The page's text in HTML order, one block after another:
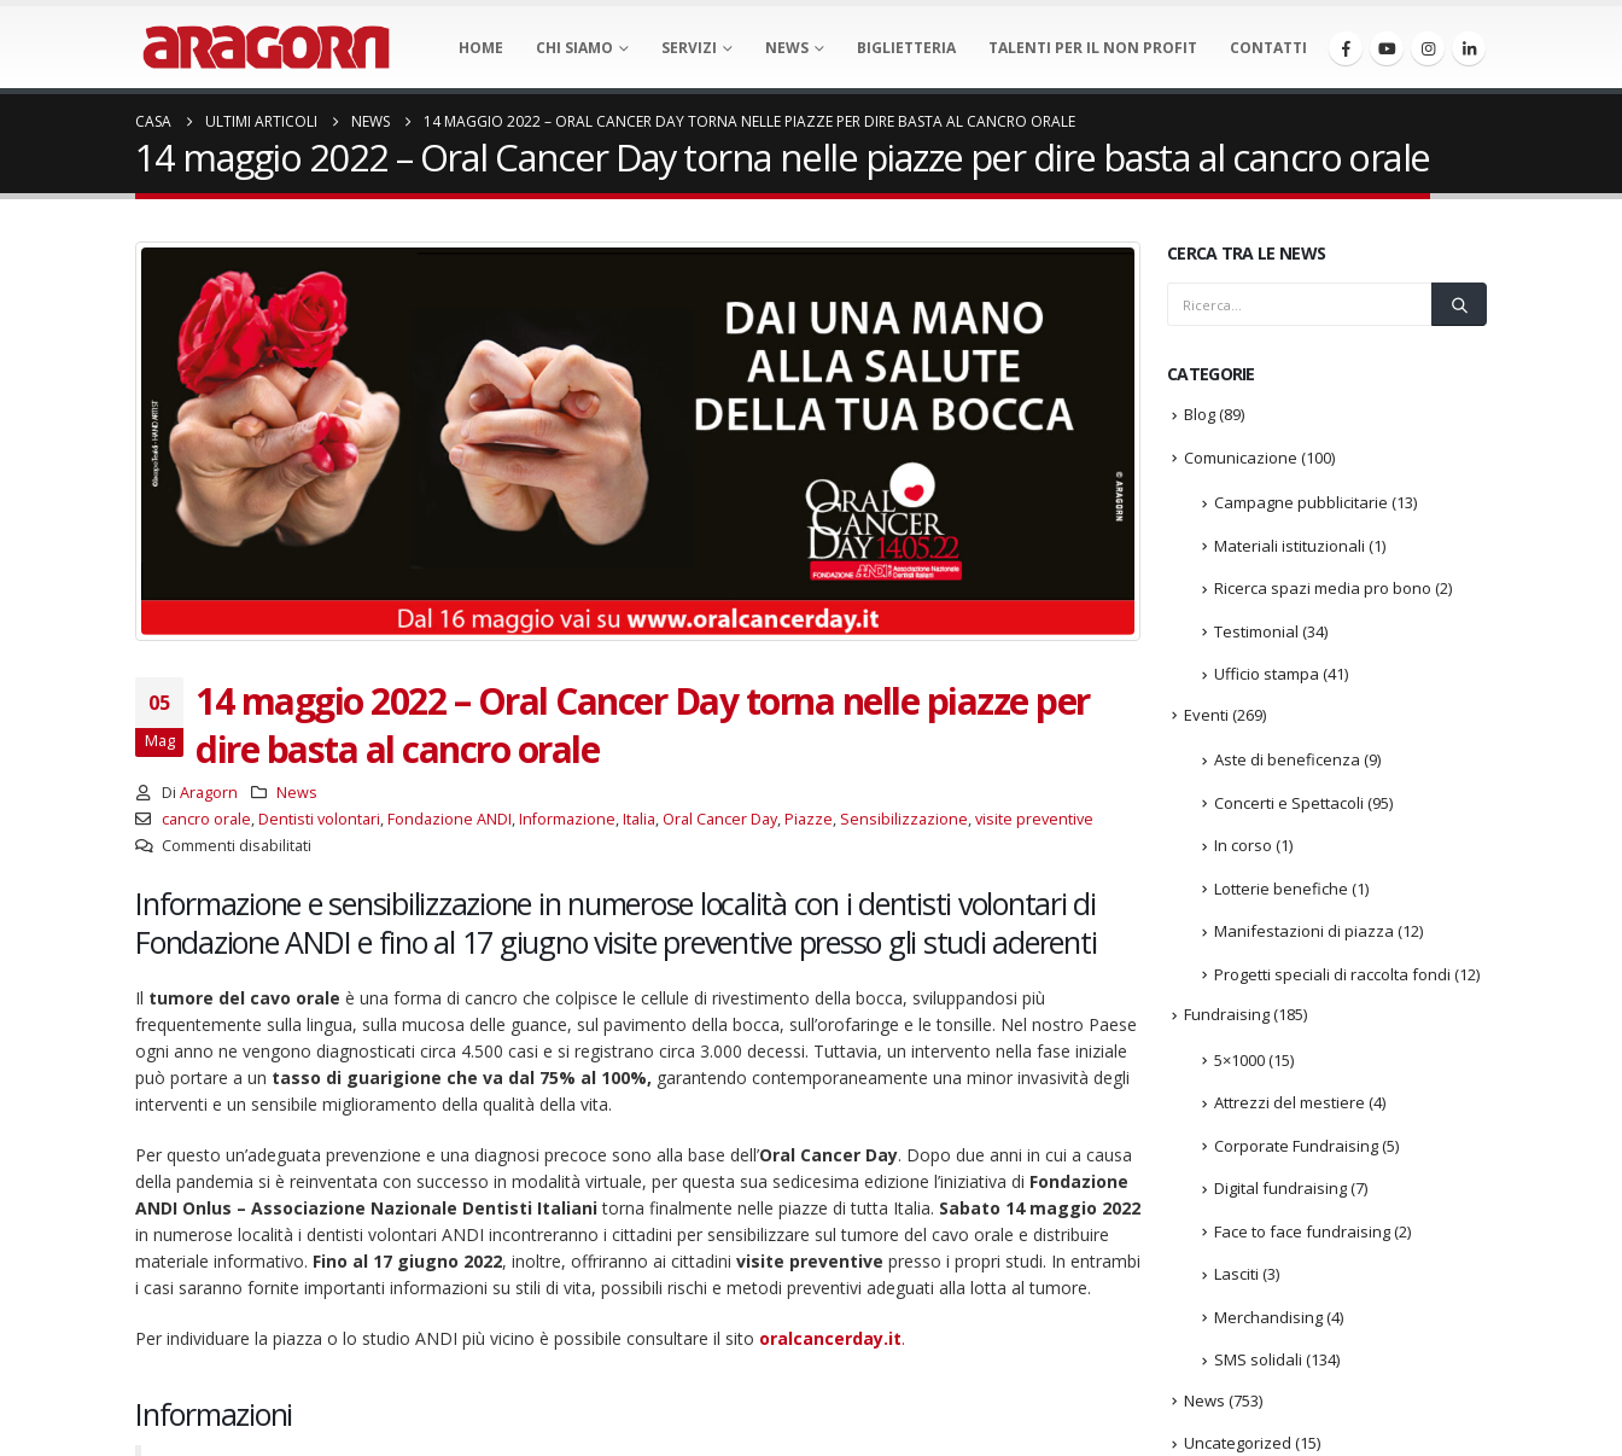
HOME CHI SIAMO SERVIZI NEWS BIGLIETTERIA TALENTI PER IL NON PROFIT CONTATTI
CASA ULTIMI ARTICOLI NEWS 14 MAGGIO 2022 – ORAL CANCER DAY TORNA NELLE PIAZZE PER DIRE BASTA AL CANCRO ORALE
14 maggio 2022 – Oral Cancer Day torna nelle piazze per dire basta al cancro orale
05
Mag
14 maggio 2022 – Oral Cancer Day torna nelle piazze per
dire basta al cancro orale
Di Aragorn
News
cancro orale,Dentisti volontari,Fondazione ANDI,Informazione,Italia,Oral Cancer Day,Piazze, Sensibilizzazione,visite preventive
Commenti disabilitatisu
maggio
–
Cancer
Day
torna
nelle
piazze
dire
basta
al
cancro
orale
Informazione e sensibilizzazione in numerose località con i dentisti volontari di
Fondazione ANDI e fino al 17 giugno visite preventive presso gli studi aderenti
Il tumore del cavo orale è una forma di cancro che colpisce le cellule di rivestimento della bocca, sviluppandosi più
frequentemente sulla lingua, sulla mucosa delle guance, sul pavimento della bocca, sull’orofaringe e le tonsille. Nel nostro Paese
ogni anno ne vengono diagnosticati circa 4.500 casi e si registrano circa 3.000 decessi. Tuttavia, un intervento nella fase iniziale
può portare a un tasso di guarigione che va dal 75% al 100%, garantendo contemporaneamente una minor invasività degli
interventi e un sensibile miglioramento della qualità della vita.
Per questo un’adeguata prevenzione e una diagnosi precoce sono alla base dell’Oral Cancer Day. Dopo due anni in cui a causa
della pandemia si è reinventata con successo in modalità virtuale, per questa sua sedicesima edizione l’iniziativa di Fondazione
ANDI Onlus – Associazione Nazionale Dentisti Italianitorna finalmente nelle piazze di tutta Italia. Sabato 14 maggio 2022
in numerose località i dentisti volontari ANDI incontreranno i cittadini per sensibilizzare sul tumore del cavo orale e distribuire
materiale informativo. Fino al 17 giugno 2022, inoltre, offriranno ai cittadini visite preventive presso i propri studi. In entrambi
i casi saranno fornite importanti informazioni su stili di vita, possibili rischi e metodi preventivi adeguati alla lotta al tumore.
Per individuare la piazza o lo studio ANDI più vicino è possibile consultare il sito oralcancerday.it.
Informazioni
CERCA TRA LE NEWS
CATEGORIE
Blog(89)
Comunicazione (100)
Campagne pubblicitarie (13)
Materiali istituzionali (1)
Ricerca spazi media pro bono (2)
Testimonial (34)
Ufficio stampa (41)
Eventi (269)
Aste di beneficenza (9)
Concerti e Spettacoli (95)
In corso (1)
Lotterie benefiche (1)
Manifestazioni di piazza (12)
Progetti speciali di raccolta fondi (12)
Fundraising(185)
5×1000(15)
Attrezzi del mestiere (4)
Corporate Fundraising(5)
Digital fundraising(7)
Face to face fundraising(2)
Lasciti (3)
Merchandising(4)
SMS solidali (134)
News (753)
Uncategorized (15)